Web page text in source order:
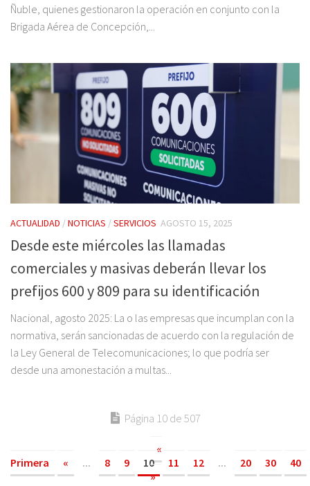
Ñuble, quienes gestionaron la operación en conjunto con la
Brigada Aérea de Concepción,...
ACTUALIDAD /NOTICIAS /SERVICIOS AGOSTO 15, 2025
Desde este miércoles las llamadas
comerciales y masivas deberán llevar los
prefijos 600 y 809 para su identificación
Nacional, agosto 2025: La o las empresas que incumplan con la
normativa, serán sancionadas de acuerdo con la regulación de
la Ley General de Telecomunicaciones; lo que podría ser
desde una amonestación a multas...
Página 10 de 507
«
Primera
« ... 8 9 10 11 12 ... 20 30
40
»